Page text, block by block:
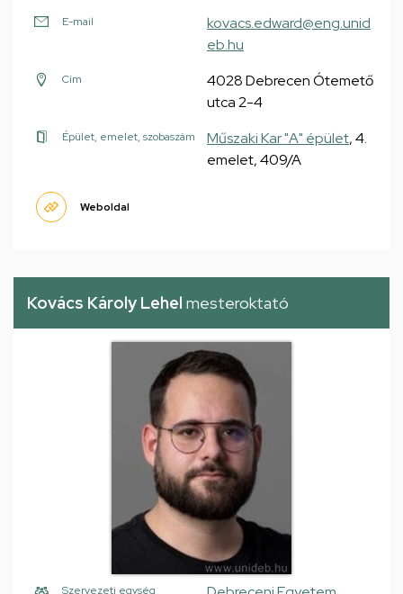
E-mail
kovacs.edward@eng.unid
eb.hu
Cím
4028 Debrecen Ótemető
utca 2-4
Épület, emelet, szobaszám Műszaki Kar "A" épület, 4.
emelet, 409/A
Weboldal
Kovács Károly Lehel mesteroktató
Szervezeti egység